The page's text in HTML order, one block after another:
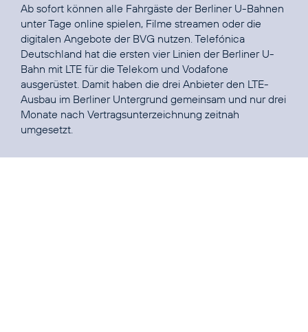
Ab sofort können alle Fahrgäste der Berliner U-Bahnen
unter Tage online spielen, Filme streamen oder die
digitalen Angebote der BVG nutzen. Telefónica
Deutschland hat die ersten vier Linien der Berliner U-
Bahn mit LTE für die Telekom und Vodafone
ausgerüstet. Damit haben die drei Anbieter den LTE-
Ausbau im Berliner Untergrund gemeinsam und nur drei
Monate nach Vertragsunterzeichnung zeitnah
umgesetzt.